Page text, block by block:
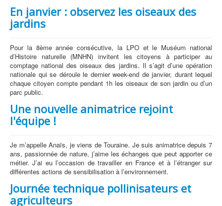
En janvier : observez les oiseaux des
jardins
Pour la 8ème année consécutive, la LPO et le Muséum national
d’Histoire naturelle (MNHN) invitent les citoyens à participer au
comptage national des oiseaux des jardins. Il s’agit d’une opération
nationale qui se déroule le dernier week-end de janvier, durant lequel
chaque citoyen compte pendant 1h les oiseaux de son jardin ou d’un
parc public.
Une nouvelle animatrice rejoint
l'équipe !
Je m’appelle Anaïs, je viens de Touraine. Je suis animatrice depuis 7
ans, passionnée de nature, j’aime les échanges que peut apporter ce
métier. J’ai eu l’occasion de travailler en France et à l’étranger sur
différentes actions de sensibilisation à l’environnement.
Journée technique pollinisateurs et
agriculteurs